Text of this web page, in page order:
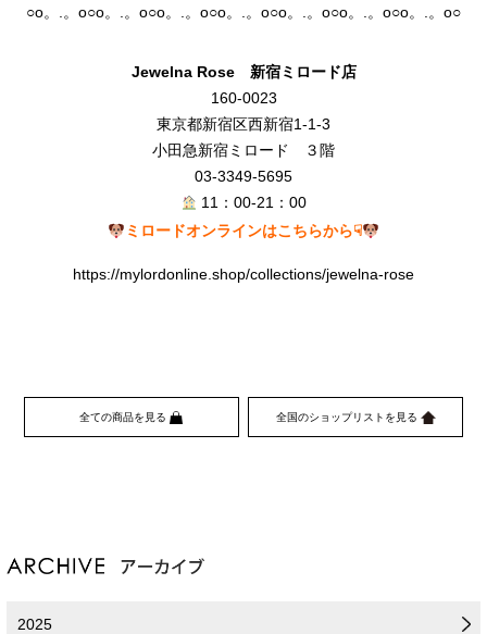
○o。.。o○o。.。o○o。.。o○o。.。o○o。.。o○o。.。o○o。.。o○
Jewelna Rose 新宿ミロード店
160-0023
東京都新宿区西新宿1-1-3
小田急新宿ミロード ３階
03-3349-5695
11：00-21：00
ミロードオンラインはこちらから☟
https://mylordonline.shop/collections/jewelna-rose
全ての商品を見る 全国のショップリストを見る
2025